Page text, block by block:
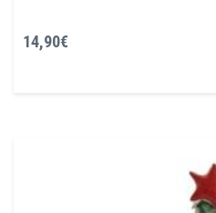
14,90€